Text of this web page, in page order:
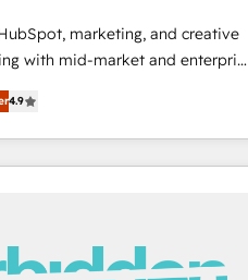
marketing, and creative
with mid-market and enterprise
and teams that turn
growth engine. Named
of the Year in 2024,
record that speaks for itself.
operating model, delivering
4.9